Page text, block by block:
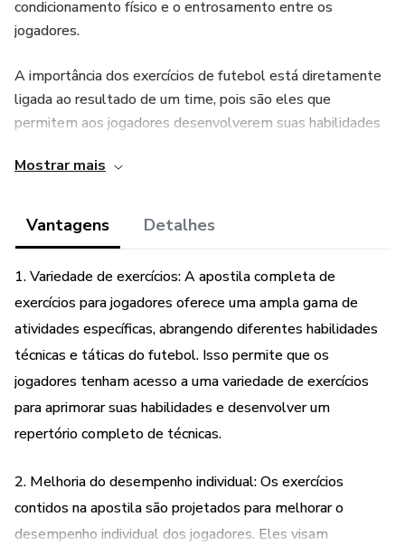
condicionamento físico e o entrosamento entre os
jogadores.
A importância dos exercícios de futebol está diretamente
ligada ao resultado de um time, pois são eles que
permitem aos jogadores desenvolverem suas habilidades
os exercícios contribuem para aprimorar a estratégia e o
competitiva.
irão possibilitar um aumento na performance da sua equipe
ainda nesta temporada.
Mostrar mais
Vantagens Detalhes
1. Variedade de exercícios: A apostila completa de
exercícios para jogadores oferece uma ampla gama de
atividades específicas, abrangendo diferentes habilidades
técnicas e táticas do futebol. Isso permite que os
jogadores tenham acesso a uma variedade de exercícios
para aprimorar suas habilidades e desenvolver um
repertório completo de técnicas.
2. Melhoria do desempenho individual: Os exercícios
contidos na apostila são projetados para melhorar o
desempenho individual dos jogadores. Eles visam